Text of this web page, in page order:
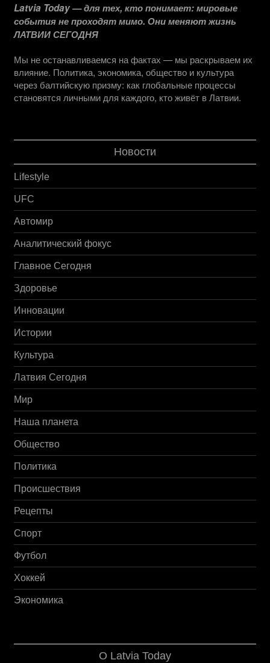
Latvia Today — для тех, кто понимает: мировые
события не проходят мимо. Они меняют жизнь
ЛАТВИИ СЕГОДНЯ
Мы не останавливаемся на фактах — мы раскрываем их
влияние. Политика, экономика, общество и культура
через балтийскую призму: как глобальные процессы
становятся личными для каждого, кто живёт в Латвии.
Новости
Lifestyle
UFC
Автомир
Аналитический фокус
Главное Сегодня
Здоровье
Инновации
Истории
Культура
Латвия Сегодня
Мир
Наша планета
Общество
Политика
Происшествия
Рецепты
Спорт
Футбол
Хоккей
Экономика
О Latvia Today